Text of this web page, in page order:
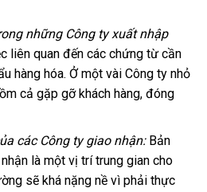
những Công ty xuất nhập
liên quan đến các chứng từ cần
hàng hóa. Ở một vài Công ty nhỏ
cả gặp gỡ khách hàng, đóng
các Công ty giao nhận:Bản
là một vị trí trung gian cho
sẽ khá nặng nề vì phải thực